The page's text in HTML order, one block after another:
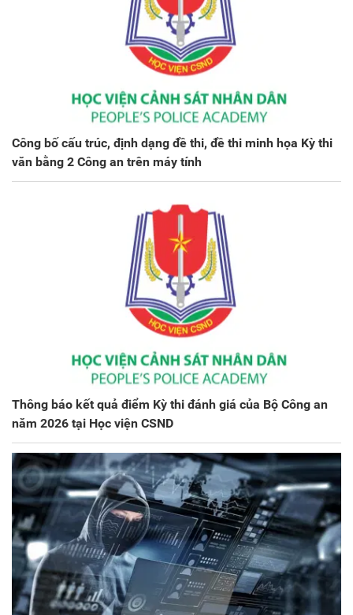
Công bố cấu trúc, định dạng đề thi, đề thi minh họa Kỳ thi
văn bằng 2 Công an trên máy tính
Thông báo kết quả điểm Kỳ thi đánh giá của Bộ Công an
năm 2026 tại Học viện CSND